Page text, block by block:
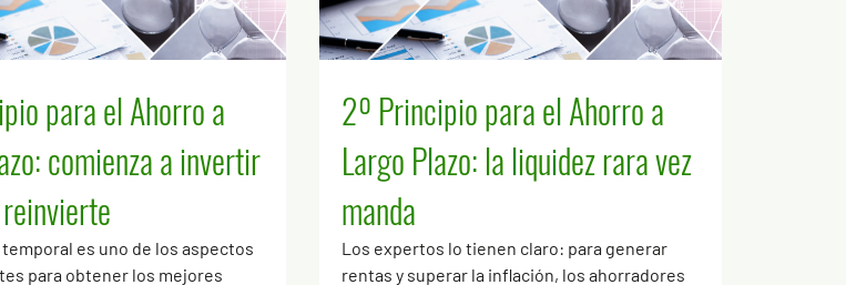
para el Ahorro a
comienza a invertir
es uno de los aspectos
para obtener los mejores
2º Principio para el Ahorro a
Largo Plazo: la liquidez rara vez
manda
Los expertos lo tienen claro: para generar
rentas y superar la inflación, los ahorradores